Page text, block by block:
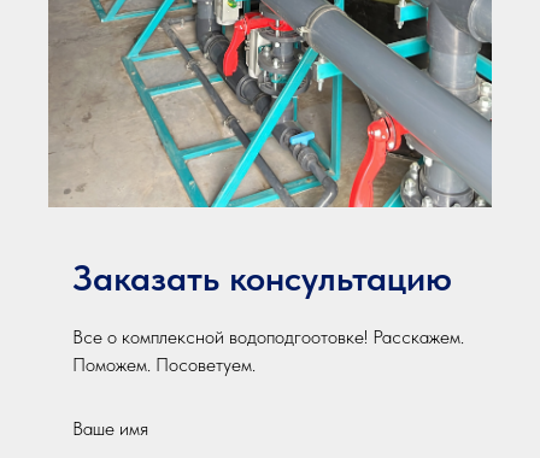
Заказать консультацию
Все о комплексной водоподгоотовке! Расскажем.
Поможем. Посоветуем.
Ваше имя